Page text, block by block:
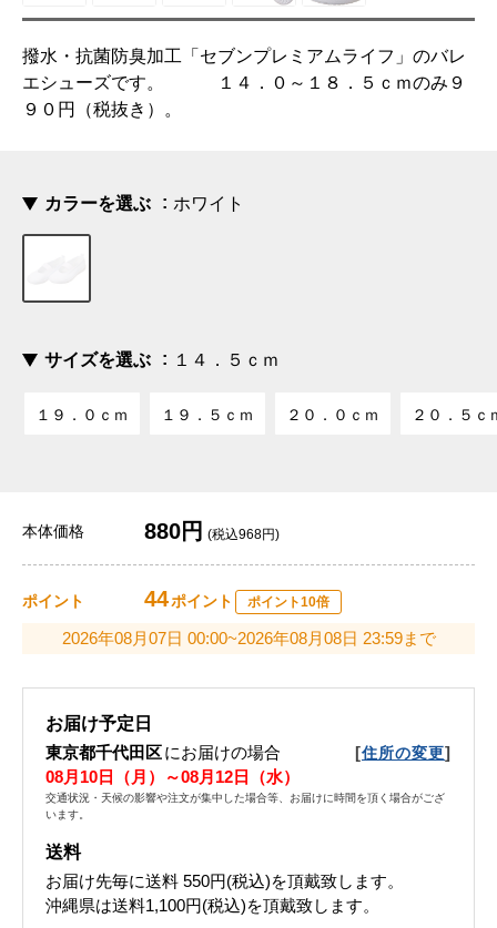
撥水・抗菌防臭加工「セブンプレミアムライフ」のバレ
エシューズです。 １４．０～１８．５ｃｍのみ９
９０円（税抜き）。
カラーを選ぶ ホワイト
サイズを選ぶ １４．５ｃｍ
１９．０ｃｍ １９．５ｃｍ ２０．０ｃｍ ２０．５ｃ
本体価格 880円 (税込968円)
ポイント 44ポイント ポイント10倍
2026年08月07日 00:00~2026年08月08日 23:59まで
お届け予定日
東京都千代田区にお届けの場合 [住所の変更]
08月10日（月）～08月12日（水）
交通状況・天候の影響や注文が集中した場合等、お届けに時間を頂く場合がござ
います。
送料
お届け先毎に送料 550円(税込)を頂戴致します。
沖縄県は送料1,100円(税込)を頂戴致します。